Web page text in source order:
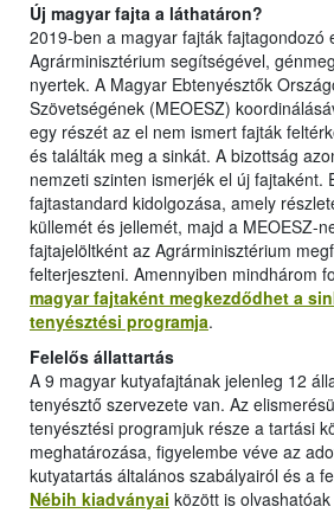
Új magyar fajta a láthatáron?
2019-ben a magyar fajták fajtagondozó
Agrárminisztérium segítségével,
nyertek. A Magyar Ebtenyésztők
Szövetségének (MEOESZ)
egy részét az el nem ismert fajták
és találták meg a sinkát. A bizottság
nemzeti szinten ismerjék el új fajtaként.
fajtastandard kidolgozása, amely
küllemét és jellemét, majd a MEOESZ-
fajtajelöltként az Agrárminisztérium
felterjeszteni. Amennyiben mindhárom
magyar fajtaként megkezdődhet a
tenyésztési programja.
Felelős állattartás
A 9 magyar kutyafajtának jelenleg 12
tenyésztő szervezete van. Az
tenyésztési programjuk része a tartási
meghatározása, figyelembe véve az
kutyatartás általános szabályairól és a
Nébih kiadványai között is